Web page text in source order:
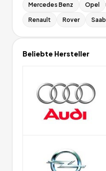
Mercedes Benz Opel
Renault Rover Saab
Beliebte Hersteller